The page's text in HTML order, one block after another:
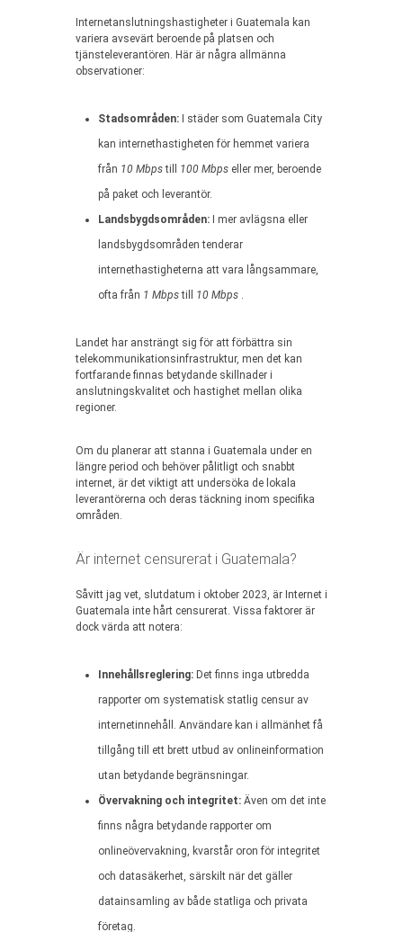
Internetanslutningshastigheter i Guatemala kan
variera avsevärt beroende på platsen och
tjänsteleverantören. Här är några allmänna
observationer:
Stadsområden: I städer som Guatemala City
kan internethastigheten för hemmet variera
från 10 Mbpstill 100 Mbps eller mer, beroende
på paket och leverantör.
Landsbygdsområden: I mer avlägsna eller
landsbygdsområden tenderar
internethastigheterna att vara långsammare,
ofta från 1 Mbpstill 10 Mbps .
Landet har ansträngt sig för att förbättra sin
telekommunikationsinfrastruktur, men det kan
fortfarande finnas betydande skillnader i
anslutningskvalitet och hastighet mellan olika
regioner.
Om du planerar att stanna i Guatemala under en
längre period och behöver pålitligt och snabbt
internet, är det viktigt att undersöka de lokala
leverantörerna och deras täckning inom specifika
områden.
Är internet censurerat i Guatemala?
Såvitt jag vet, slutdatum i oktober 2023, är Internet i
Guatemala inte hårt censurerat. Vissa faktorer är
dock värda att notera:
Innehållsreglering: Det finns inga utbredda
rapporter om systematisk statlig censur av
internetinnehåll. Användare kan i allmänhet få
tillgång till ett brett utbud av onlineinformation
utan betydande begränsningar.
Övervakning och integritet: Även om det inte
finns några betydande rapporter om
onlineövervakning, kvarstår oron för integritet
och datasäkerhet, särskilt när det gäller
datainsamling av både statliga och privata
företag.